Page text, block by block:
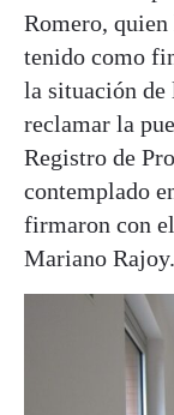
Romero, quien
tenido como
la situación de
reclamar la
Registro de
contemplado
firmaron con
Mariano Rajoy.